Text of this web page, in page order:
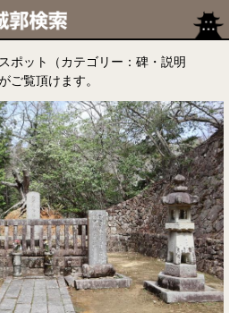
ポット（カテゴリー：碑・説明
ご覧頂けます。